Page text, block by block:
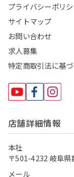
プライバシーポリ
サイトマップ
お問い合わせ
求人募集
特定商取引法に基
店舗詳細情報
本社
〒501-4232 岐阜
メール